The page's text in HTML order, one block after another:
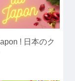
! 日本のク